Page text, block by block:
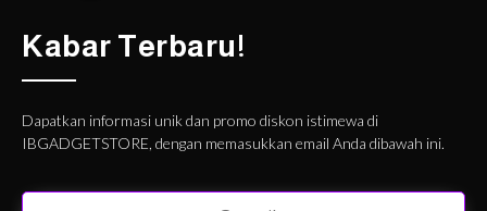
Kabar Terbaru!
Dapatkan informasi unik dan promo diskon istimewa di
IBGADGETSTORE, dengan memasukkan email Anda dibawah ini.